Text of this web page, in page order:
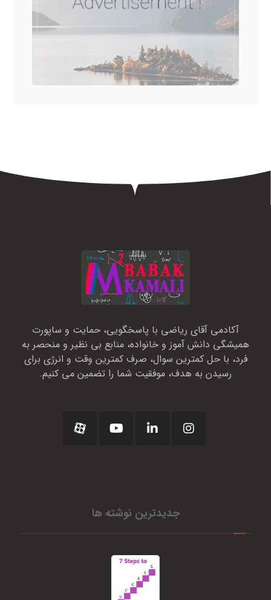
آکادمی آقای ریاضی با پاسخگویی، حمایت و ساپورت
همیشگی دانش آموز و خانواده، منابع بی نظیر و منحصر به
فرد، با حل کمترین سوال، صرف کمترین وقت و انرژی برای
رسیدن به هدف، موفقیت شما را تضمین می کنیم.
جدیدترین نوشته ها